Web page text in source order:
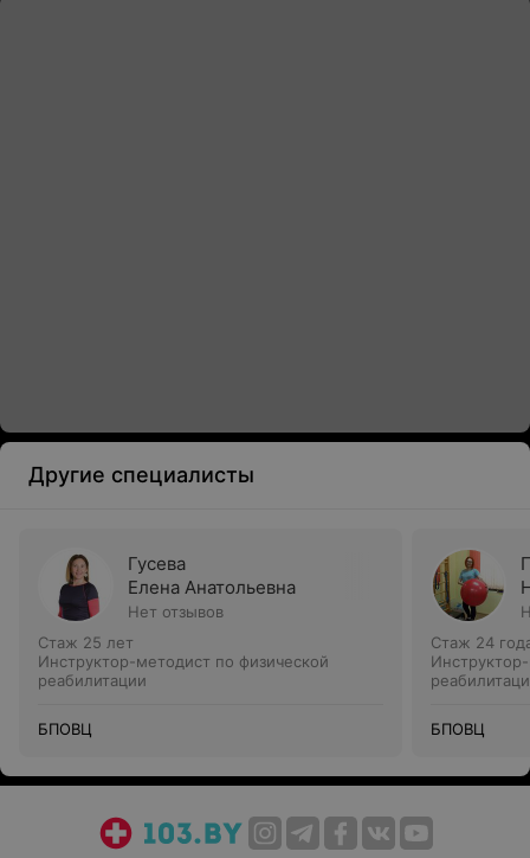
Другие специалисты
Гусева
Елена Анатольевна
Нет отзывов
Стаж 25 лет
Инструктор-методист по физической
реабилитации
БПОВЦ
Стаж 24
БПОВЦ